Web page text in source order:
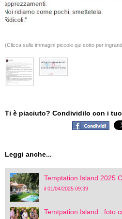
(Clicca sulle immagini piccole qui sotto per
Ti è piaciuto? Condividilo con i
Leggi anche...
Temptation Island 2025
il 01/04/2025 09:39
Temtpation Island : foto